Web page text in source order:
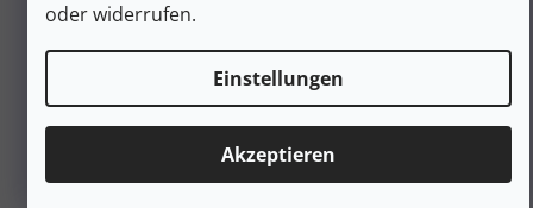
oder widerrufen.
Einstellungen
Akzeptieren